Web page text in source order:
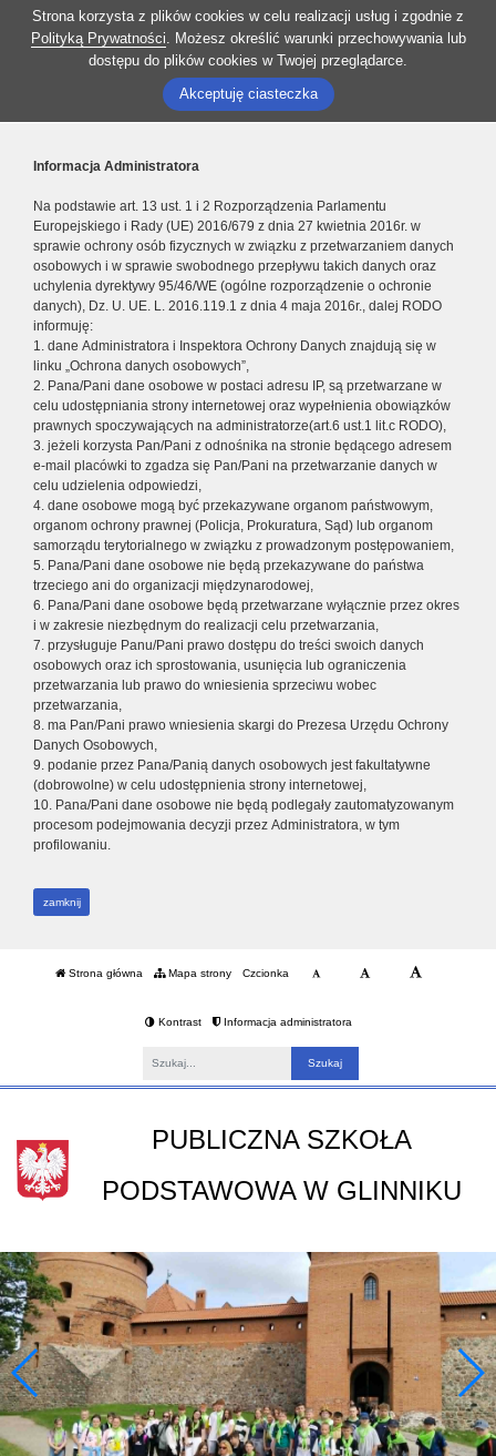
Strona korzysta z plików cookies w celu realizacji usług i zgodnie z
Polityką Prywatności. Możesz określić warunki przechowywania lub
dostępu do plików cookies w Twojej przeglądarce.
Akceptuję ciasteczka
Informacja Administratora
Na podstawie art. 13 ust. 1 i 2 Rozporządzenia Parlamentu
Europejskiego i Rady (UE) 2016/679 z dnia 27 kwietnia 2016r. w
sprawie ochrony osób fizycznych w związku z przetwarzaniem danych
osobowych i w sprawie swobodnego przepływu takich danych oraz
uchylenia dyrektywy 95/46/WE (ogólne rozporządzenie o ochronie
danych), Dz. U. UE. L. 2016.119.1 z dnia 4 maja 2016r., dalej RODO
informuję:
1. dane Administratora i Inspektora Ochrony Danych znajdują się w
linku „Ochrona danych osobowych”,
2. Pana/Pani dane osobowe w postaci adresu IP, są przetwarzane w
celu udostępniania strony internetowej oraz wypełnienia obowiązków
prawnych spoczywających na administratorze(art.6 ust.1 lit.c RODO),
3. jeżeli korzysta Pan/Pani z odnośnika na stronie będącego adresem
e-mail placówki to zgadza się Pan/Pani na przetwarzanie danych w
celu udzielenia odpowiedzi,
4. dane osobowe mogą być przekazywane organom państwowym,
organom ochrony prawnej (Policja, Prokuratura, Sąd) lub organom
samorządu terytorialnego w związku z prowadzonym postępowaniem,
5. Pana/Pani dane osobowe nie będą przekazywane do państwa
trzeciego ani do organizacji międzynarodowej,
6. Pana/Pani dane osobowe będą przetwarzane wyłącznie przez okres
i w zakresie niezbędnym do realizacji celu przetwarzania,
7. przysługuje Panu/Pani prawo dostępu do treści swoich danych
osobowych oraz ich sprostowania, usunięcia lub ograniczenia
przetwarzania lub prawo do wniesienia sprzeciwu wobec
przetwarzania,
8. ma Pan/Pani prawo wniesienia skargi do Prezesa Urzędu Ochrony
Danych Osobowych,
9. podanie przez Pana/Panią danych osobowych jest fakultatywne
(dobrowolne) w celu udostępnienia strony internetowej,
10. Pana/Pani dane osobowe nie będą podlegały zautomatyzowanym
procesom podejmowania decyzji przez Administratora, w tym
profilowaniu.
zamknij
Strona główna Mapa strony Czcionka
Kontrast Informacja administratora
PUBLICZNA SZKOŁA
PODSTAWOWA W GLINNIKU